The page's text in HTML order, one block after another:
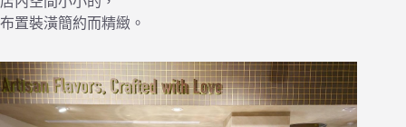
布置裝潢簡約而精緻。